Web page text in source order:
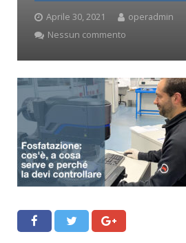
Aprile 30, 2021
operadmin
Nessun commento